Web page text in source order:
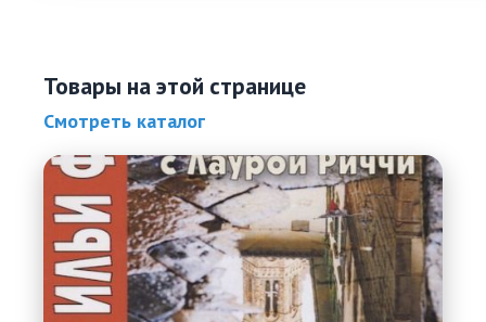
Товары на этой странице
Смотреть каталог